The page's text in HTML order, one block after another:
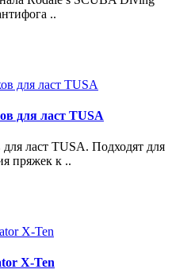
..
для ласт TUSA
ласт TUSA. Подходят для
пряжек к ..
X-Ten